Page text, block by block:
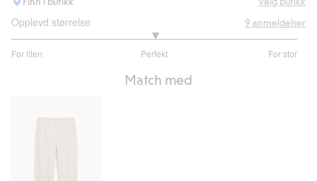
Opplevd størrelse
For liten Perfekt For stor
av
stemmer
9 anmeldelser
Match med